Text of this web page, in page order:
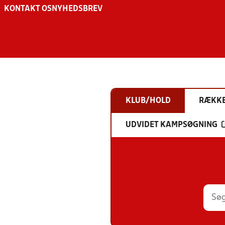
KONTAKT OS NYHEDSBREV
KLUB/HOLD
UDVIDET KAMPSØGNING